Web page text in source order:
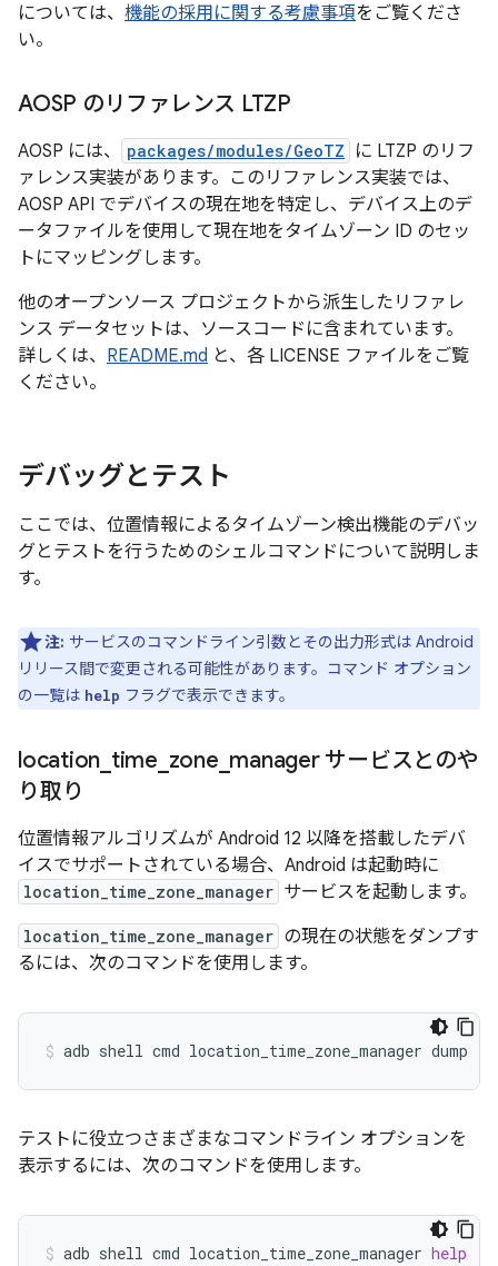
については、 機能の採用に関する考慮事項をご覧くださ
い。
AOSP のリファレンス LTZP
AOSP には、 packages/modules/GeoTZ
に LTZP のリフ
ァレンス実装があります。このリファレンス実装では、
AOSP API でデバイスの現在地を特定し、デバイス上のデ
ータファイルを使用して現在地をタイムゾーン ID のセッ
トにマッピングします。
他のオープンソース プロジェクトから派生したリファレ
ンス データセットは、ソースコードに含まれています。
詳しくは、 README.md と、各 LICENSE ファイルをご覧
ください。
デバッグとテスト
ここでは、位置情報によるタイムゾーン検出機能のデバッ
グとテストを行うためのシェルコマンドについて説明しま
す。
注: サービスのコマンドライン引数とその出力形式は Android
リリース間で変更される可能性があります。コマンド オプション
の一覧は help フラグで表示できます。
location time zone manager サービスとのや
り取り
位置情報アルゴリズムが Android 12 以降を搭載したデバ
イスでサポートされている場合、Android は起動時に
location_time_zone_manager サービスを起動します。
location_time_zone_manager の現在の状態をダンプす
るには、次のコマンドを使用します。
adb shell cmd location_time_zone_manager dump
テストに役立つさまざまなコマンドライン オプションを
表示するには、次のコマンドを使用します。
adb shell cmd location_time_zone_manager help